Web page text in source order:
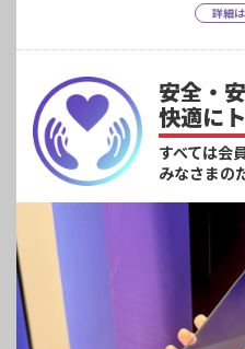
詳細
安全・
快適に
すべては会
みなさまの